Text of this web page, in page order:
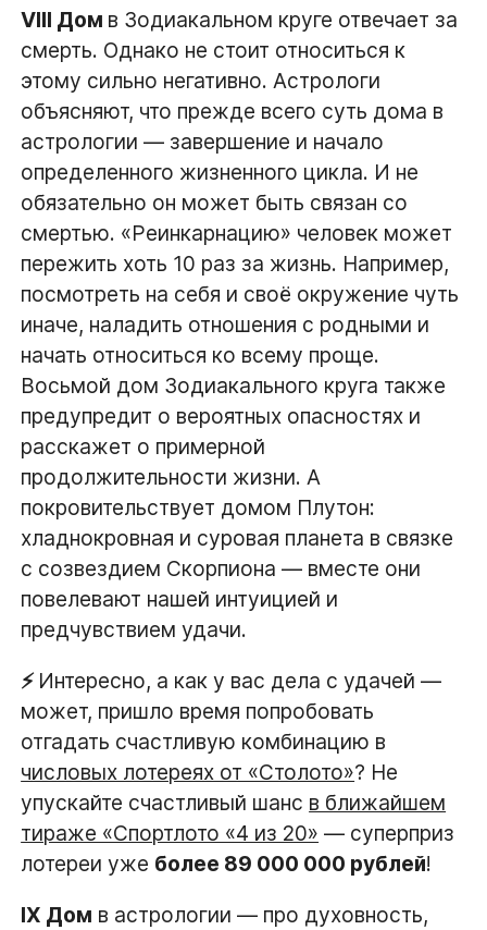
VIII Дом в Зодиакальном круге отвечает за
смерть. Однако не стоит относиться к
этому сильно негативно. Астрологи
объясняют, что прежде всего суть дома в
астрологии — завершение и начало
определенного жизненного цикла. И не
обязательно он может быть связан со
смертью. «Реинкарнацию» человек может
пережить хоть 10 раз за жизнь. Например,
посмотреть на себя и своё окружение чуть
иначе, наладить отношения с родными и
начать относиться ко всему проще.
Восьмой дом Зодиакального круга также
предупредит о вероятных опасностях и
расскажет о примерной
продолжительности жизни. А
покровительствует домом Плутон:
хладнокровная и суровая планета в связке
с созвездием Скорпиона — вместе они
повелевают нашей интуицией и
предчувствием удачи.
⚡️ Интересно, а как у вас дела с удачей —
может, пришло время попробовать
отгадать счастливую комбинацию в
числовых лотереях от «Столото»? Не
упускайте счастливый шанс в ближайшем
тираже «Спортлото «4 из 20» — суперприз
лотереи уже более 89 000 000 рублей!
IX Дом в астрологии — про духовность,